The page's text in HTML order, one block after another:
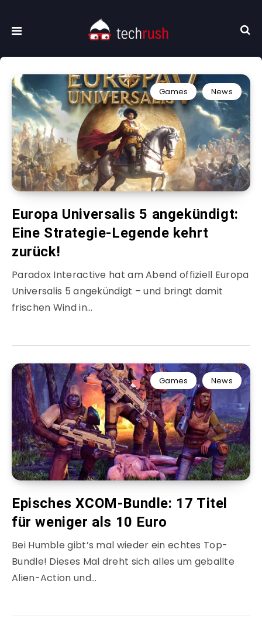
Games News
Europa Universalis 5 angekündigt:
Eine Strategie-Legende kehrt
zurück!
Paradox Interactive hat am Abend offiziell Europa
Universalis 5 angekündigt – und bringt damit
frischen Wind in…
Games News
Episches XCOM-Bundle: 17 Titel
für weniger als 10 Euro
Bei Humble gibt’s mal wieder ein echtes Top-
Bundle! Dieses Mal dreht sich alles um geballte
Alien-Action und…